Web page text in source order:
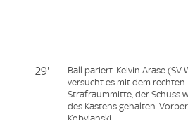
29'
Ball pariert. Kelvin Arase
versucht es mit dem rechten
Strafraummitte, der Schuss
des Kastens gehalten.